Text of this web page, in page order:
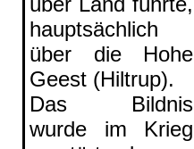
hauptsächlich
über die Hohe
Geest (Hiltrup).
Das Bildnis
wurde im Krieg